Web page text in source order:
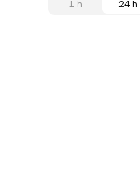
1 h 24 h